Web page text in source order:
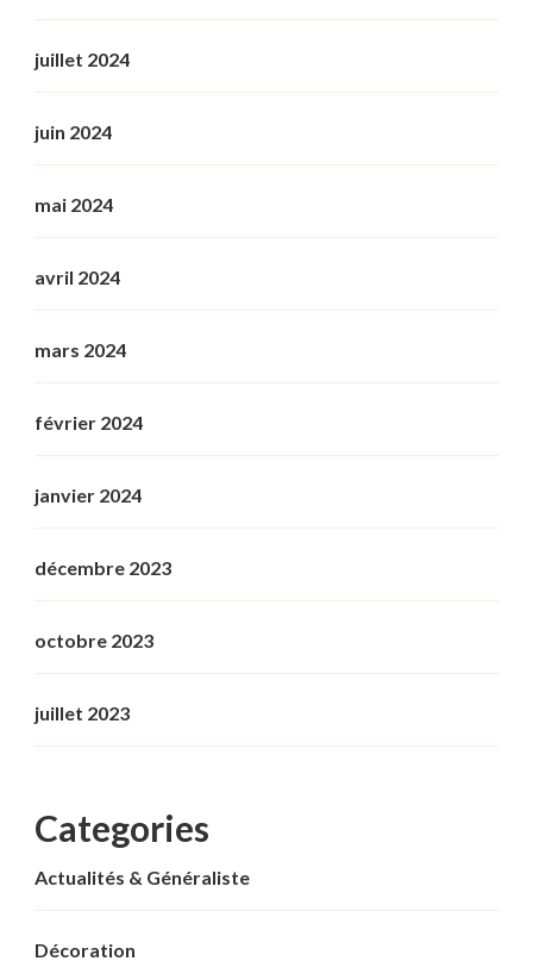
juillet 2024
juin 2024
mai 2024
avril 2024
mars 2024
février 2024
janvier 2024
décembre 2023
octobre 2023
juillet 2023
Categories
Actualités & Généraliste
Décoration